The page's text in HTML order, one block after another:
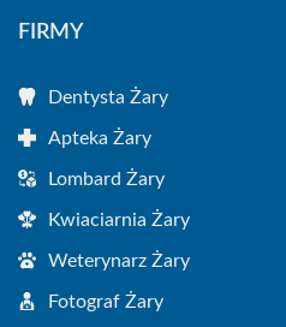
FIRMY
Dentysta Żary
Apteka Żary
Lombard Żary
Kwiaciarnia Żary
Weterynarz Żary
Fotograf Żary